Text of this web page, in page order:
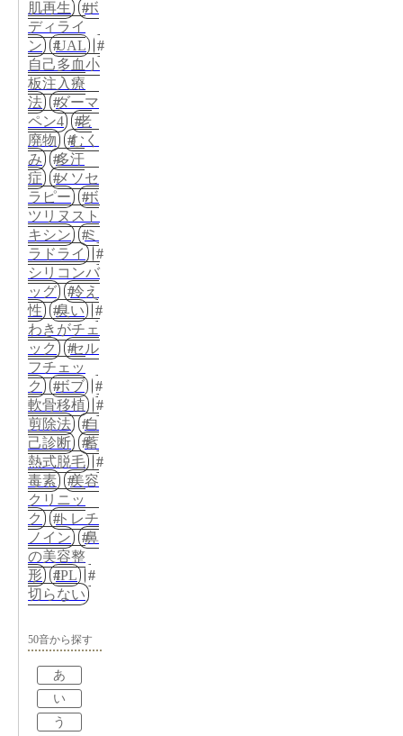
肌再生
ボ
ディライ
ン
UAL
自己多血小
板注入療
法
ダーマ
ペン4
老
廃物
むく
み
多汗
症
メソセ
ラピー
ボ
ツリヌスト
キシン
ミ
ラドライ
シリコンバ
ッグ
冷え
性
臭い
わきがチェ
ック
セル
フチェッ
ク
ボブ
軟骨移植
剪除法
自
己診断
蓄
熱式脱毛
毒素
美容
クリニッ
ク
トレチ
ノイン
鼻
の美容整
形
IPL
切らない
50音から探す
あ
い
う